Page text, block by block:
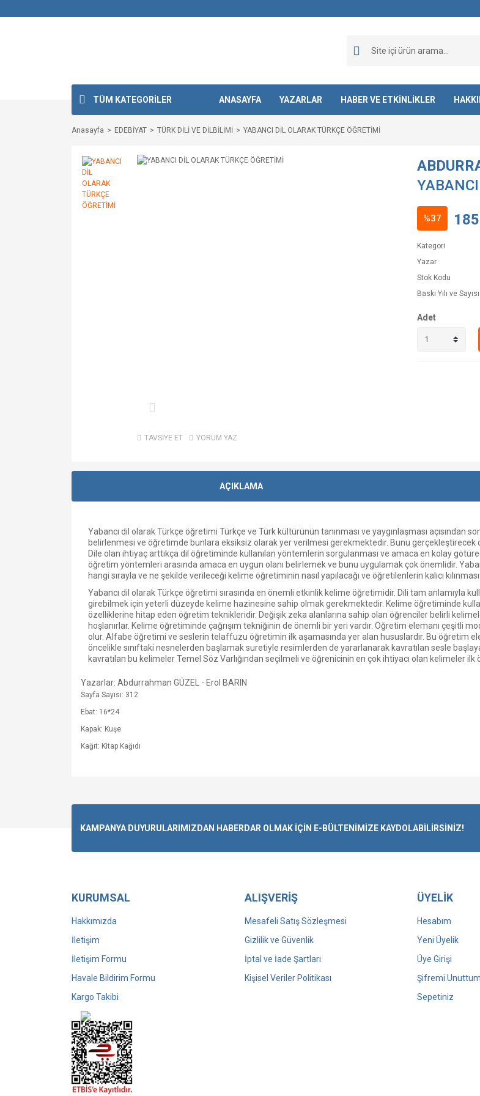
TÜM KATEGORİLER ANASAYFA YAZARLAR HABER VE ETKİNLİKLER
Anasayfa EDEBİYAT TÜRK DİLİ VE DİLBİLİMİ YABANCI DİL OLARAK TÜRKÇE ÖĞRETİMİ
TAVSİYE ET YORUM YAZ
%37
Kategori
Yazar
Stok Kodu
Baskı Yılı ve Sayısı
Adet
AÇIKLAMA
Yabancı dil olarak Türkçe öğretimi Türkçe ve Türk kültürünün tanınması ve yaygınlaşması açısından
belirlenmesi ve öğretimde bunlara eksiksiz olarak yer verilmesi gerekmektedir. Bunu gerçekleştirecek
Dile olan ihtiyaç arttıkça dil öğretiminde kullanılan yöntemlerin sorgulanması ve amaca en kolay
öğretim yöntemleri arasında amaca en uygun olanı belirlemek ve bunu uygulamak çok önemlidir.
hangi sırayla ve ne şekilde verileceği kelime öğretiminin nasıl yapılacağı ve öğretilenlerin kalıcı
Yabancı dil olarak Türkçe öğretimi sırasında en önemli etkinlik kelime öğretimidir. Dili tam anlamıyla
girebilmek için yeterli düzeyde kelime hazinesine sahip olmak gerekmektedir. Kelime öğretiminde
özelliklerine hitap eden öğretim teknikleridir. Değişik zeka alanlarına sahip olan öğrenciler belirli
hoşlanırlar. Kelime öğretiminde çağrışım tekniğinin de önemli bir yeri vardır. Öğretim elemanı çeşitli
olur. Alfabe öğretimi ve seslerin telaffuzu öğretimin ilk aşamasında yer alan hususlardır. Bu öğretim
öncelikle sınıftaki nesnelerden başlamak suretiyle resimlerden de yararlanarak kavratılan sesle
kavratılan bu kelimeler Temel Söz Varlığından seçilmeli ve öğrenicinin en çok ihtiyacı olan kelimeler ilk
Yazarlar: Abdurrahman GÜZEL - Erol BARIN
Sayfa Sayısı: 312
Ebat: 16*24
Kapak: Kuşe
Kağıt: Kitap Kağıdı
KAMPANYA DUYURULARIMIZDAN HABERDAR OLMAK İÇİN E-BÜLTENİMİZE KAYDOLABİLİRSİNİZ!
KURUMSAL
Hakkımızda
İletişim
İletişim Formu
Havale Bildirim Formu
Kargo Takibi
ALIŞVERİŞ
Mesafeli Satış Sözleşmesi
Gizlilik ve Güvenlik
İptal ve İade Şartları
Kişisel Veriler Politikası
ÜYELİK
Hesabım
Yeni Üyelik
Üye Girişi
Şifremi Unuttum
Sepetiniz